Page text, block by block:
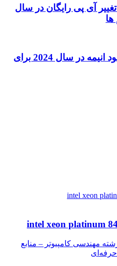
آی پی رایگان در سال
بهترین برنامه های دانلود انیمه در سال 2024 برای
مهندسی کامپیوتر – منابع